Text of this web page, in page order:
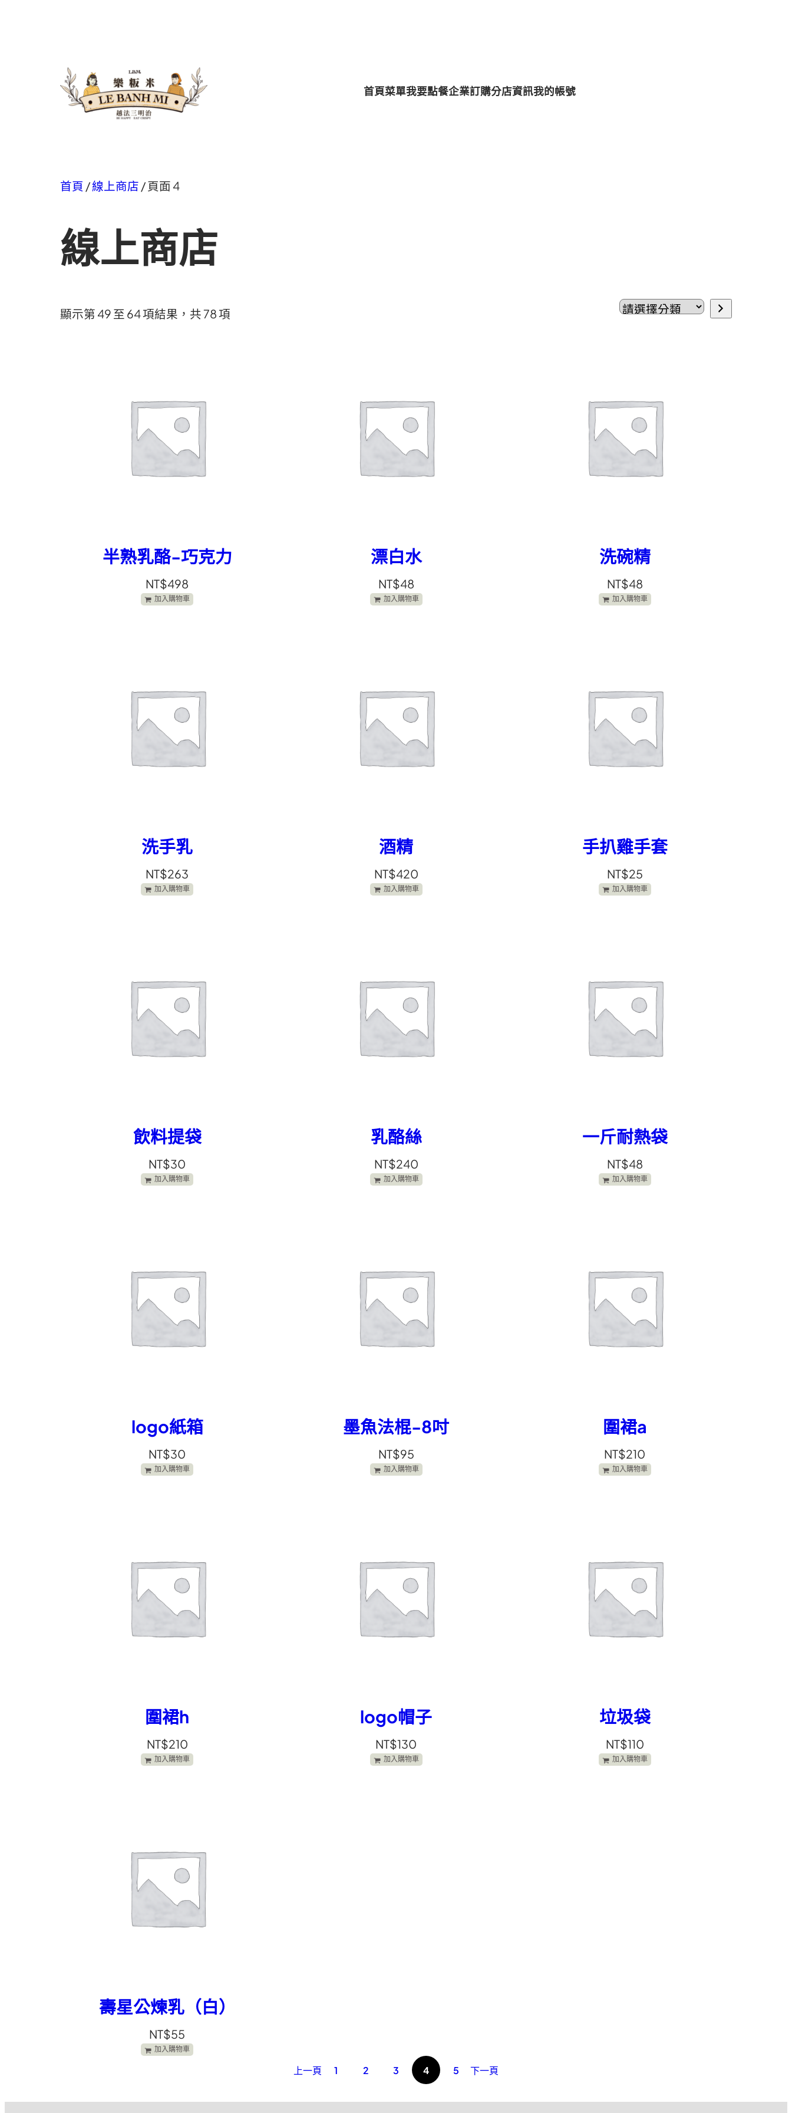
首頁菜單我要點餐企業訂購分店資訊我的帳號
首頁 /線上商店 / 頁面 4
線上商店
顯示第 49 至 64 項結果，共 78 項
半熟乳酪-巧克力
NT$498
加入購物車
漂白水
NT$48
加入購物車
洗碗精
NT$48
加入購物車
洗手乳
NT$263
加入購物車
酒精
NT$420
加入購物車
手扒雞手套
NT$25
加入購物車
飲料提袋
NT$30
加入購物車
乳酪絲
NT$240
加入購物車
一斤耐熱袋
NT$48
加入購物車
logo紙箱
NT$30
加入購物車
墨魚法棍-8吋
NT$95
加入購物車
圍裙a
NT$210
加入購物車
圍裙h
NT$210
加入購物車
logo帽子
NT$130
加入購物車
垃圾袋
NT$110
加入購物車
壽星公煉乳（白）
NT$55
加入購物車
上一頁 1 2 3 4 5 下一頁